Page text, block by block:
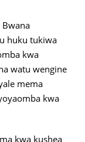
huku tukiwa
kwa
watu wengine
mema
kwa
kwa kushea